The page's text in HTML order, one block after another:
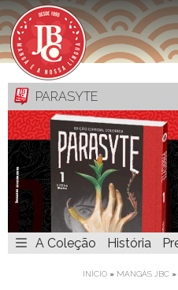
PARASYTE
A Coleção História
INÍCIO » MANGÁS JBC »